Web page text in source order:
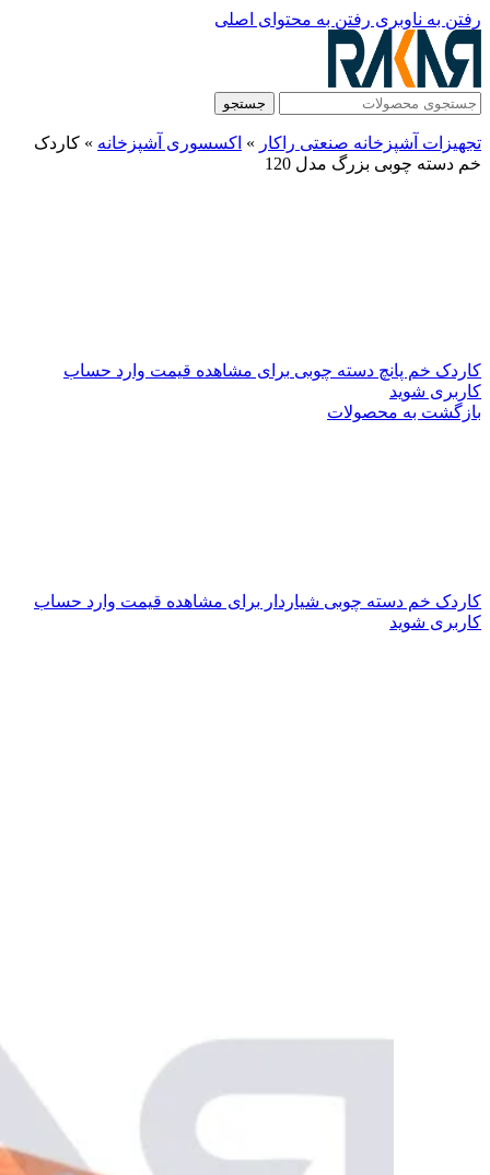
رفتن به ناوبری رفتن به محتوای اصلی
جستجو
تجهیزات آشپزخانه صنعتی راکار » اکسسوری آشپزخانه » کاردک
خم دسته چوبی بزرگ مدل 120
کاردک خم پانچ دسته چوبی برای مشاهده قیمت وارد حساب
کاربری شوید
بازگشت به محصولات
کاردک خم دسته چوبی شیاردار برای مشاهده قیمت وارد حساب
کاربری شوید